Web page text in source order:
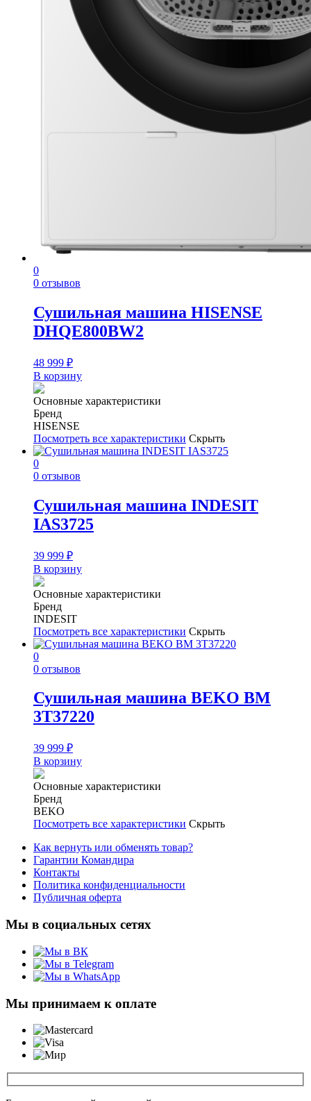
0
0 отзывов
Сушильная машина HISENSE
DHQE800BW2
48 999 ₽
В корзину
Основные характеристики
Бренд
HISENSE
Посмотреть все характеристики Скрыть
0
0 отзывов
Сушильная машина INDESIT
IAS3725
39 999 ₽
В корзину
Основные характеристики
Бренд
INDESIT
Посмотреть все характеристики Скрыть
0
0 отзывов
Сушильная машина BEKO BM
3T37220
39 999 ₽
В корзину
Основные характеристики
Бренд
BEKO
Посмотреть все характеристики Скрыть
Как вернуть или обменять товар?
Гарантии Командира
Контакты
Политика конфиденциальности
Публичная оферта
Мы в социальных сетях
Мы принимаем к оплате